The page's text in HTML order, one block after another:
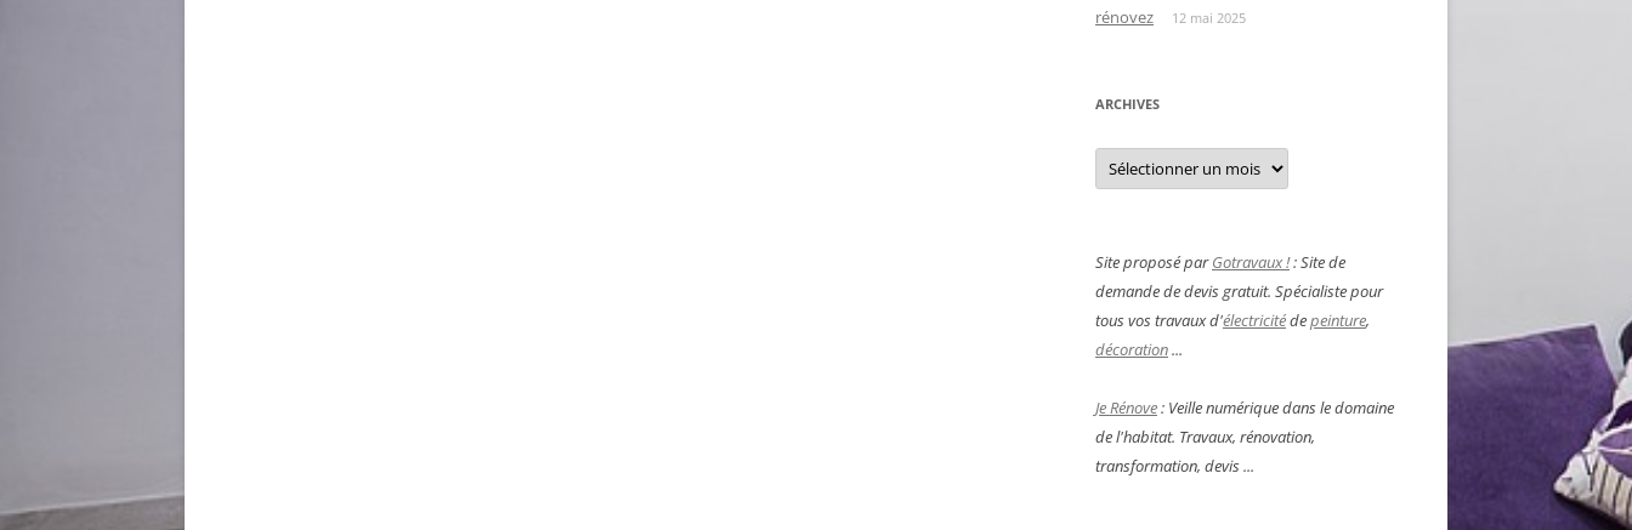
rénovez
12 mai 2025
ARCHIVES
Archives
Site proposé parGotravaux !: Site de
demande de devis gratuit. Spécialiste pour
tous vos travaux d'électricitédepeinture,
décoration...
Je Rénove: Veille numérique dans le domaine
de l'habitat. Travaux, rénovation,
transformation, devis ...